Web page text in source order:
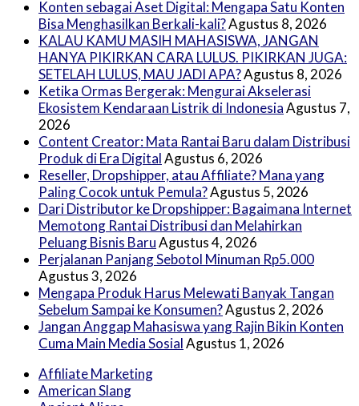
Konten sebagai Aset Digital: Mengapa Satu Konten
Bisa Menghasilkan Berkali-kali?Agustus 8, 2026
KALAU KAMU MASIH MAHASISWA, JANGAN
HANYA PIKIRKAN CARA LULUS. PIKIRKAN JUGA:
SETELAH LULUS, MAU JADI APA?Agustus 8, 2026
Ketika Ormas Bergerak: Mengurai Akselerasi
Ekosistem Kendaraan Listrik di IndonesiaAgustus 7,
2026
Content Creator: Mata Rantai Baru dalam Distribusi
Produk di Era DigitalAgustus 6, 2026
Reseller, Dropshipper, atau Affiliate? Mana yang
Paling Cocok untuk Pemula?Agustus 5, 2026
Dari Distributor ke Dropshipper: Bagaimana Internet
Memotong Rantai Distribusi dan Melahirkan
Peluang Bisnis BaruAgustus 4, 2026
Perjalanan Panjang Sebotol Minuman Rp5.000
Agustus 3, 2026
Mengapa Produk Harus Melewati Banyak Tangan
Sebelum Sampai ke Konsumen?Agustus 2, 2026
Jangan Anggap Mahasiswa yang Rajin Bikin Konten
Cuma Main Media SosialAgustus 1, 2026
Affiliate Marketing
American Slang